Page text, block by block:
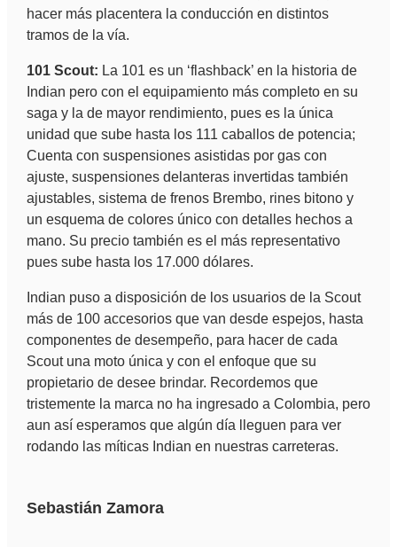
hacer más placentera la conducción en distintos
tramos de la vía.
101 Scout: La 101 es un ‘flashback’ en la historia de
Indian pero con el equipamiento más completo en su
saga y la de mayor rendimiento, pues es la única
unidad que sube hasta los 111 caballos de potencia;
Cuenta con suspensiones asistidas por gas con
ajuste, suspensiones delanteras invertidas también
ajustables, sistema de frenos Brembo, rines bitono y
un esquema de colores único con detalles hechos a
mano. Su precio también es el más representativo
pues sube hasta los 17.000 dólares.
Indian puso a disposición de los usuarios de la Scout
más de 100 accesorios que van desde espejos, hasta
componentes de desempeño, para hacer de cada
Scout una moto única y con el enfoque que su
propietario de desee brindar. Recordemos que
tristemente la marca no ha ingresado a Colombia, pero
aun así esperamos que algún día lleguen para ver
rodando las míticas Indian en nuestras carreteras.
Sebastián Zamora